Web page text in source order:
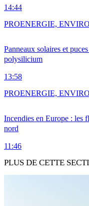
14:44
Panneaux solaires et
polysilicium
13:58
PROENERGIE,
Incendies en Europe : les
nord
11:46
PROENERGIE,
PLUS DE CETTE